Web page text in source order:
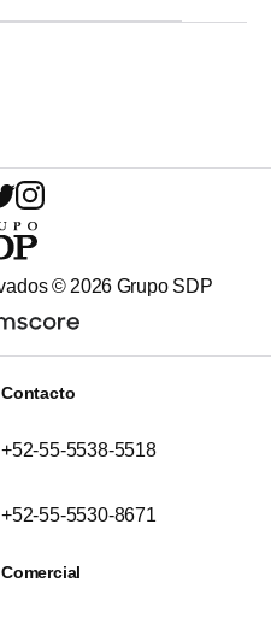
©2026 Grupo SDP
Contacto
+52-55-5538-5518
+52-55-5530-8671
Comercial